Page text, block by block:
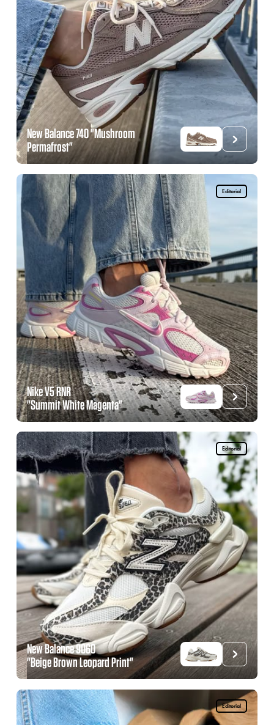
New Balance 740 "Mushroom
Permafrost"
Editorial
Nike V5 RNR
"Summit White Magenta"
Editorial
New Balance 9060
"Beige Brown Leopard Print"
Editorial